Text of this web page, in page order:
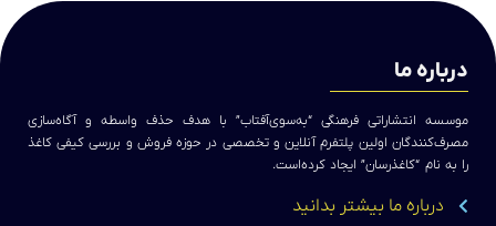
درباره ما
موسسه انتشاراتی فرهنگی “به‌سوی‌آفتاب” با هدف حذف واسطه و آگاه‌سازی
مصرف‌کنندگان اولین پلتفرم آنلاین و تخصصی در حوزه فروش و بررسی کیفی کاغذ
را به نام “کاغذرسان” ایجاد کرده‌است.
درباره ما بیشتر بدانید